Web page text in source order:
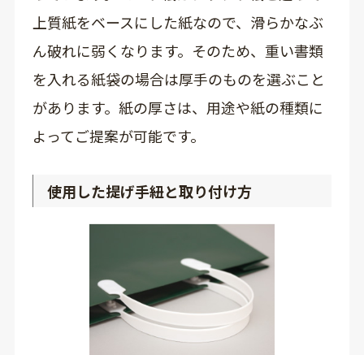
上質紙をベースにした紙なので、滑らかなぶ
ん破れに弱くなります。そのため、重い書類
を入れる紙袋の場合は厚手のものを選ぶこと
があります。紙の厚さは、用途や紙の種類に
よってご提案が可能です。
使用した提げ手紐と取り付け方